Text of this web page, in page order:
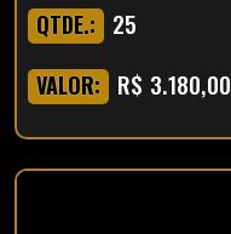
QTDE.: 25
VALOR: R$ 3.180,00